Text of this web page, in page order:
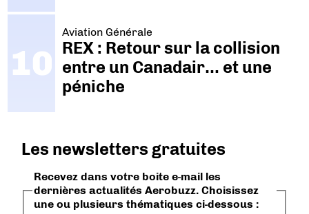
Aviation Générale
REX : Retour sur la collision
entre un Canadair… et une
péniche
Les newsletters gratuites
Recevez dans votre boite e-mail les
dernières actualités Aerobuzz. Choisissez
une ou plusieurs thématiques ci-dessous :